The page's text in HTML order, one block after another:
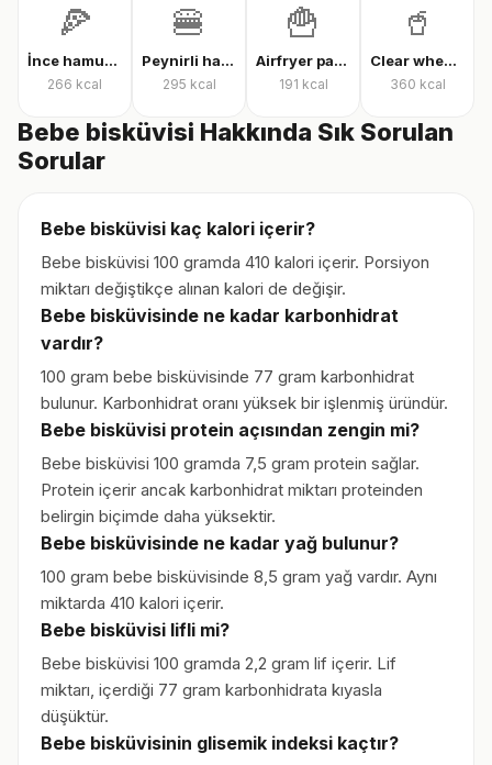
🍕
İnce hamur karışık pizza
266 kcal
🍔
Peynirli hamburger
295 kcal
🍟
Airfryer patates kızartması
191 kcal
🥤
Clear whey protein
360 kcal
Bebe bisküvisi Hakkında Sık Sorulan
Sorular
Bebe bisküvisi kaç kalori içerir?
Bebe bisküvisi 100 gramda 410 kalori içerir. Porsiyon
miktarı değiştikçe alınan kalori de değişir.
Bebe bisküvisinde ne kadar karbonhidrat
vardır?
100 gram bebe bisküvisinde 77 gram karbonhidrat
bulunur. Karbonhidrat oranı yüksek bir işlenmiş üründür.
Bebe bisküvisi protein açısından zengin mi?
Bebe bisküvisi 100 gramda 7,5 gram protein sağlar.
Protein içerir ancak karbonhidrat miktarı proteinden
belirgin biçimde daha yüksektir.
Bebe bisküvisinde ne kadar yağ bulunur?
100 gram bebe bisküvisinde 8,5 gram yağ vardır. Aynı
miktarda 410 kalori içerir.
Bebe bisküvisi lifli mi?
Bebe bisküvisi 100 gramda 2,2 gram lif içerir. Lif
miktarı, içerdiği 77 gram karbonhidrata kıyasla
düşüktür.
Bebe bisküvisinin glisemik indeksi kaçtır?